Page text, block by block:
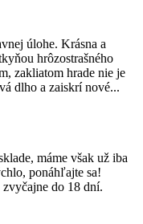
úlohe. Krásna a
hrôzostrašného
zakliatom hrade nie je
dlho a zaiskrí nové...
máme však už iba
ponáhľajte sa!
do 18 dní.